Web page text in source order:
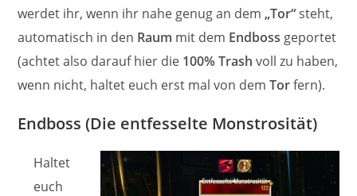
werdet ihr, wenn ihr nahe genug an dem„Tor“steht,
automatisch in den Raum mit dem Endboss geportet
(achtet also darauf hier die 100% Trash voll zu haben,
wenn nicht, haltet euch erst mal von demTorfern).
Endboss (Die entfesselte Monstrosität)
Haltet
euch